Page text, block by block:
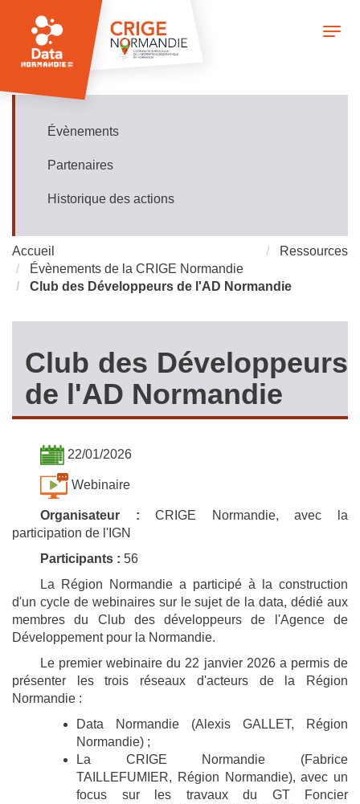
contenu
principal
Ressources
Évènements
Partenaires
Historique des actions
Accueil
Ressources
Évènements de la CRIGE Normandie
Club des Développeurs de l'AD Normandie
Club des Développeurs
de l'AD Normandie
22/01/2026
Webinaire
Organisateur : CRIGE Normandie, avec la
participation de l'IGN
Participants : 56
La Région Normandie a participé à la construction
d'un cycle de webinaires sur le sujet de la data, dédié aux
membres du Club des développeurs de l'Agence de
Développement pour la Normandie.
Le premier webinaire du 22 janvier 2026 a permis de
présenter les trois réseaux d'acteurs de la Région
Normandie :
Data Normandie (Alexis GALLET, Région
Normandie) ;
La CRIGE Normandie (Fabrice
TAILLEFUMIER, Région Normandie), avec un
focus sur les travaux du GT Foncier